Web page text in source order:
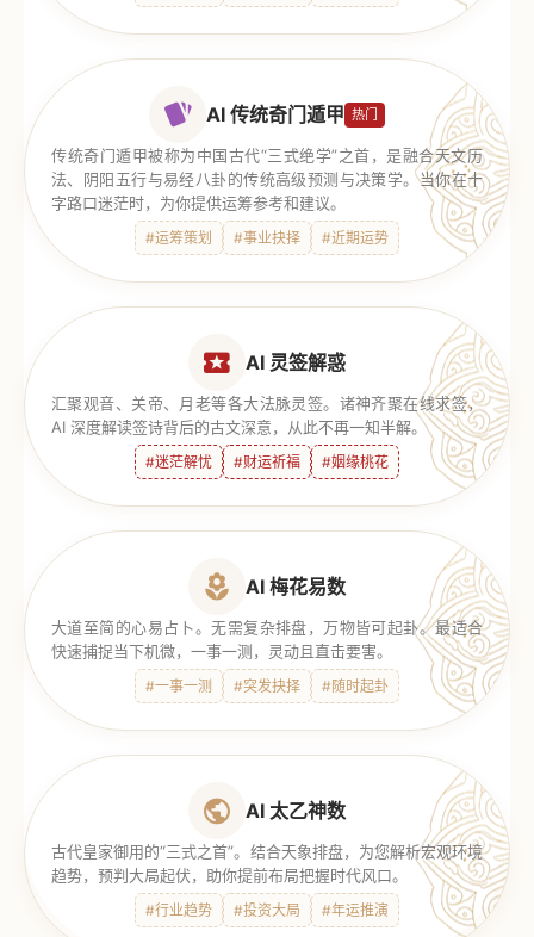
AI 传统奇门遁甲 热门
传统奇门遁甲被称为中国古代“三式绝学”之首，是融合天文历
法、阴阳五行与易经八卦的传统高级预测与决策学。当你在十
字路口迷茫时，为你提供运筹参考和建议。
#运筹策划 #事业抉择 #近期运势
AI 灵签解惑
汇聚观音、关帝、月老等各大法脉灵签。诸神齐聚在线求签，
AI 深度解读签诗背后的古文深意，从此不再一知半解。
#迷茫解忧 #财运祈福 #姻缘桃花
AI 梅花易数
大道至简的心易占卜。无需复杂排盘，万物皆可起卦。最适合
快速捕捉当下机微，一事一测，灵动且直击要害。
#一事一测 #突发抉择 #随时起卦
AI 太乙神数
古代皇家御用的“三式之首”。结合天象排盘，为您解析宏观环境
趋势，预判大局起伏，助你提前布局把握时代风口。
#行业趋势 #投资大局 #年运推演